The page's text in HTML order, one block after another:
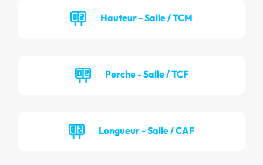
Hauteur - Salle / TCM
Perche - Salle / TCF
Longueur - Salle / CAF